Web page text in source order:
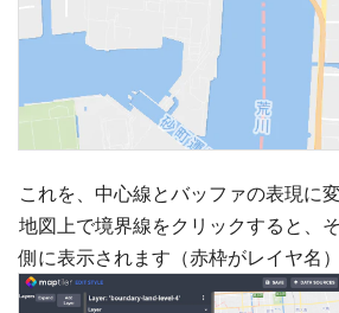
これを、中心線とバッファの表現に
地図上で境界線をクリックすると、
側に表示されます（赤枠がレイヤ名）